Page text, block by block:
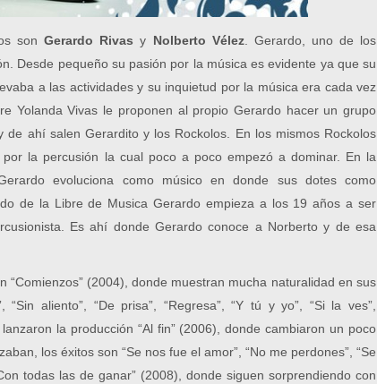
sonGerardo Rivas y Nolberto Vélez. Gerardo, uno de los
Desde pequeño su pasión por la música es evidente ya que su
a las actividades y su inquietud por la música era cada vez
Yolanda Vivas le proponen al propio Gerardo hacer un grupo
ahí salen Gerardito y los Rockolos. En los mismos Rockolos
la percusión la cual poco a poco empezó a dominar. En la
evoluciona como músico en donde sus dotes como
de la Libre de Musica Gerardo empieza a los 19 años a ser
Es ahí donde Gerardo conoce a Norberto y de esa
(2004), donde muestran mucha naturalidad en sus
aliento”, “De prisa”, “Regresa”, “Y tú y yo”, “Si la ves”,
la producción “Al fin” (2006), donde cambiaron un poco
los éxitos son “Se nos fue el amor”, “No me perdones”, “Se
todas las de ganar” (2008), donde siguen sorprendiendo con